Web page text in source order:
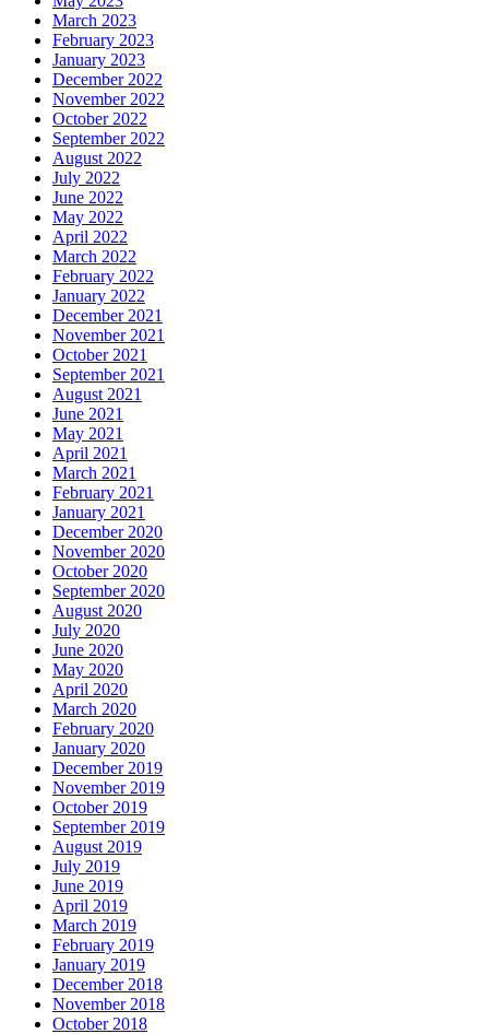
March 2023
February 2023
January 2023
December 2022
November 2022
October 2022
September 2022
August 2022
July 2022
June 2022
May 2022
April 2022
March 2022
February 2022
January 2022
December 2021
November 2021
October 2021
September 2021
August 2021
June 2021
May 2021
April 2021
March 2021
February 2021
January 2021
December 2020
November 2020
October 2020
September 2020
August 2020
July 2020
June 2020
May 2020
April 2020
March 2020
February 2020
January 2020
December 2019
November 2019
October 2019
September 2019
August 2019
July 2019
June 2019
April 2019
March 2019
February 2019
January 2019
December 2018
November 2018
October 2018